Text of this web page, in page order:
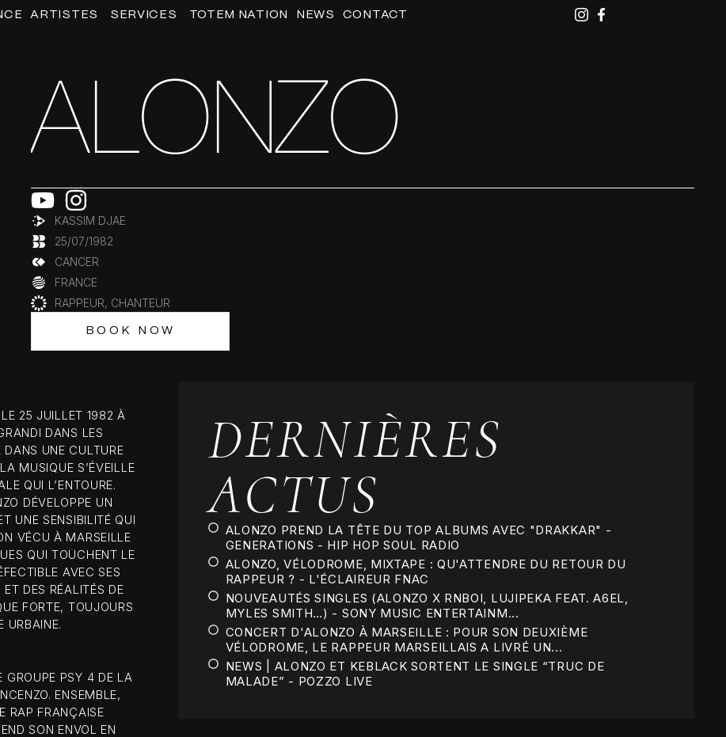
ARTISTES OUVRIR ARTISTES
SERVICES OUVRIR SERVICES
TOTEM NATION NEWS CONTACT
ALONZO
KASSIM DJAE
25/07/1982
CANCER
FRANCE
RAPPEUR, CHANTEUR
BOOK NOW
25 JUILLET 1982 À
DANS LES
UNE CULTURE
MUSIQUE S’ÉVEILLE
QUI L’ENTOURE.
DÉVELOPPE UN
UNE SENSIBILITÉ QUI
VÉCU À MARSEILLE
QUI TOUCHENT LE
AVEC SES
DES RÉALITÉS DE
FORTE, TOUJOURS
URBAINE.
GROUPE PSY 4 DE LA
ENSEMBLE,
RAP FRANÇAISE
SON ENVOL EN
DERNIÈRES
ACTUS
ALONZO PREND LA TÊTE DU TOP ALBUMS AVEC "DRAKKAR" -
GENERATIONS - HIP HOP SOUL RADIO
ALONZO, VÉLODROME, MIXTAPE : QU'ATTENDRE DU RETOUR DU
RAPPEUR ? - L'ÉCLAIREUR FNAC
NOUVEAUTÉS SINGLES (ALONZO X RNBOI, LUJIPEKA FEAT. A6EL,
MYLES SMITH…) - SONY MUSIC ENTERTAINM...
CONCERT D'ALONZO À MARSEILLE : POUR SON DEUXIÈME
VÉLODROME, LE RAPPEUR MARSEILLAIS A LIVRÉ UN...
NEWS | ALONZO ET KEBLACK SORTENT LE SINGLE “TRUC DE
MALADE” - POZZO LIVE